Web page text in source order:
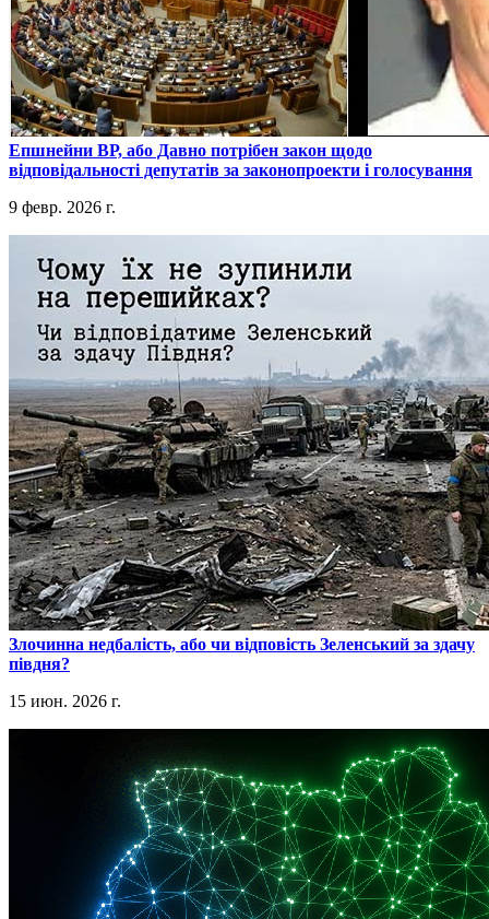
​Епшнейни ВР, або Давно потрібен закон щодо
відповідальності депутатів за законопроекти і голосування
9 февр. 2026 г.
​Злочинна недбалість, або чи відповість Зеленський за здачу
півдня?
15 июн. 2026 г.